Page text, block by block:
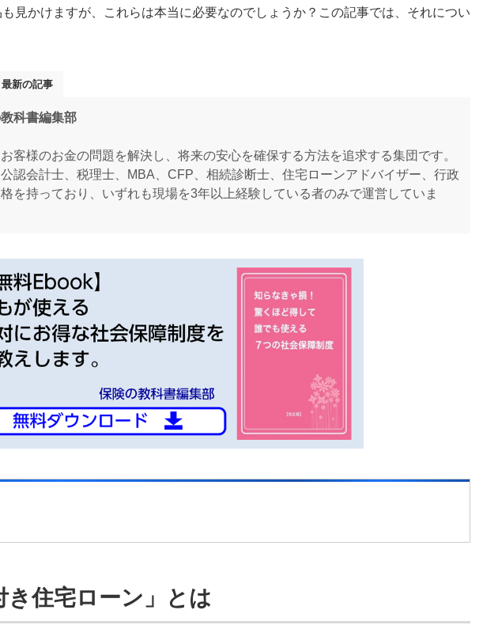
見かけますが、これらは本当に必要なのでしょうか？この記事では、それについ
最新の記事
科書編集部
客様のお金の問題を解決し、将来の安心を確保する方法を追求する集団です。
公認会計士、税理士、MBA、CFP、相続診断士、住宅ローンアドバイザー、行政
を持っており、いずれも現場を3年以上経験している者のみで運営していま
き住宅ローン」とは